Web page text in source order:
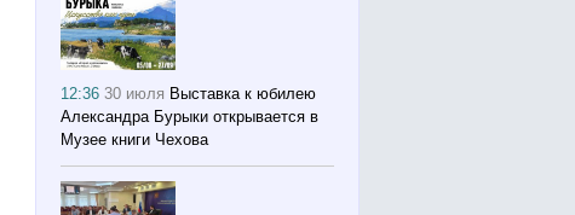
12:3630 июля Выставка к юбилею
Александра Бурыки открывается в
Музее книги Чехова